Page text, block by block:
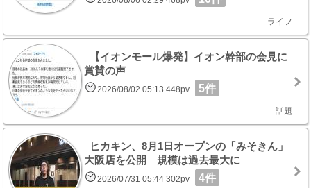
ライフ
【イオンモール爆発】イオン幹部の会見に
賞賛の声
2026/08/02 05:13 448pv 5件
話題
ヒカキン、8月1日オープンの「みそきん」
大阪店を公開 規模は過去最大に
2026/07/31 05:44 302pv 4件